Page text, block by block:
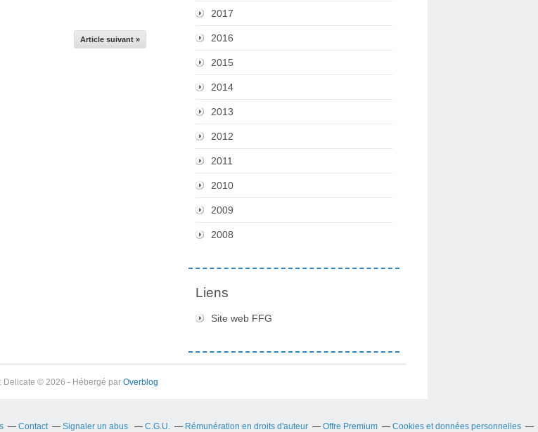
Article suivant »
2017
2016
2015
2014
2013
2012
2011
2010
2009
2008
Liens
Site web FFG
Delicate © 2026 - Hébergé par Overblog
Contact Signaler un abus C.G.U. Rémunération en droits d'auteur Offre Premium
Cookies et données personnelles